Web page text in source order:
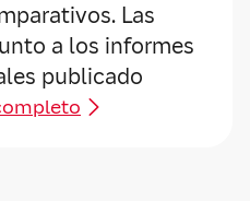
Las
a los informes
publicado